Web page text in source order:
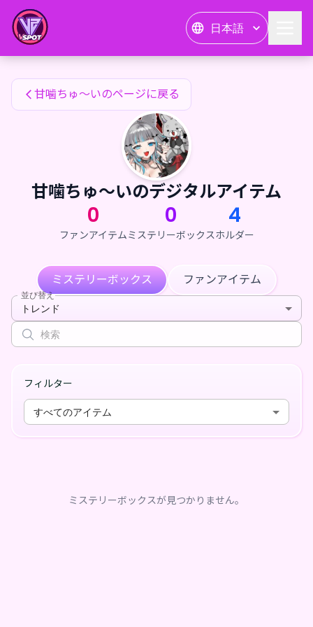
日本語
甘噛ちゅ〜いのファンアイテム
甘噛ちゅ〜いのページに戻る
甘噛ちゅ〜いのデジタルアイテム
0
ファンアイテム
0
ミステリーボックス
4
ホルダー
ミステリーボックス ファンアイテム
並び替え
トレンド
フィルター
すべてのアイテム
ミステリーボックスが見つかりません。
甘噛ちゅ〜いのファンアイテム — 24karat